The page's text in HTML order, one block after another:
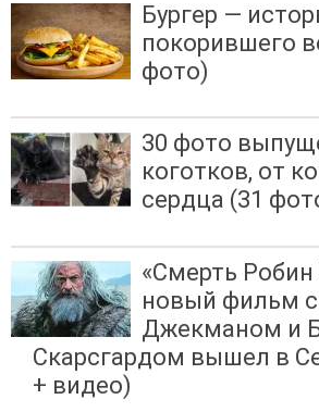
Бургер —
покорившего
фото)
30 фото
коготков, от
сердца (31
«Смерть Робин
новый фильм
Джекманом и
Скарсгардом вышел в
+ видео)